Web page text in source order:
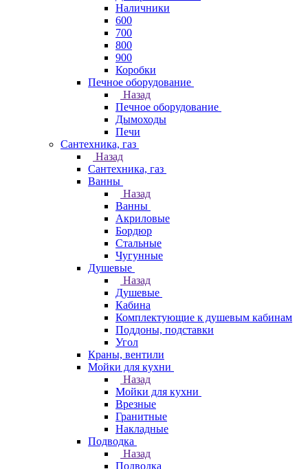
Наличники
600
700
800
900
Коробки
Печное оборудование
Назад
Печное оборудование
Дымоходы
Печи
Сантехника, газ
Назад
Сантехника, газ
Ванны
Назад
Ванны
Акриловые
Бордюр
Стальные
Чугунные
Душевые
Назад
Душевые
Кабина
Комплектующие к душевым кабинам
Поддоны, подставки
Угол
Краны, вентили
Мойки для кухни
Назад
Мойки для кухни
Врезные
Гранитные
Накладные
Подводка
Назад
Подводка